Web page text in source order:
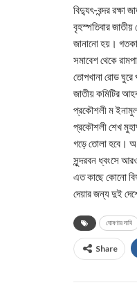
বিদ্যুৎ-বন্দর রক্ষা
বৃহস্পতিবার জাতীয়
জানানো হয়।
সমাবেশ থেকে
তোপখানা রোড ঘুরে
জাতীয় কমিটির
প্রকৌশলী ম
প্রকৌশলী শেখ
গড়ে তোলা হবে।
সুন্দরবন ধ্বংসে
এত কাছে কোনো
দেয়ার জন্য দুই
ঘোষণার দাবি
Share